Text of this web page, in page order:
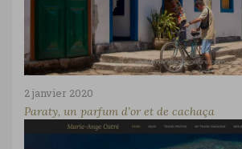
2 janvier 2020
Paraty, un parfum d’or et de cachaça